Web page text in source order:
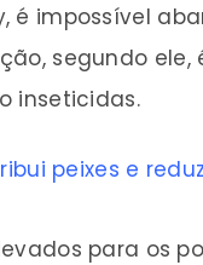
é impossível
segundo
inseticidas.
peixes e
para os